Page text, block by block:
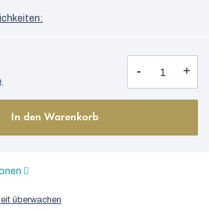
In den Warenkorb
überwachen